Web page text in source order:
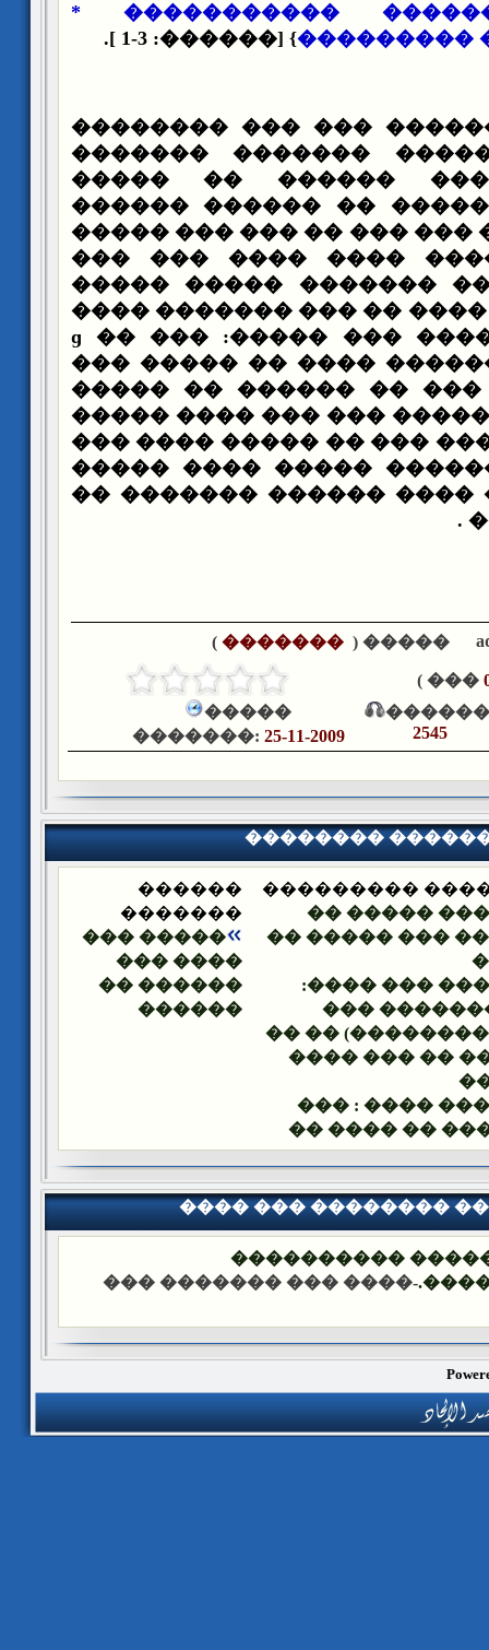
�������� �������
������
} [������: 1-3 ].
��� ��� ��� ������ ���
������ �� ������
������� ������
�������� �������� ��
������� ����� ��� ���
������ ��� ���� ����
������� �� ���
��� ���� ���� ���� ��
�� ������� ����� ��� �����ɡ �� ��� :
��� ����� �� ����
����� �� ������ ��
����� ���� ��� ���
���� ����� �� ��� ������ ��������ˡ ���
��� �� ��� �������
��� ����� ��� ����
����� (
�������
)
��� )
�����
�������: 25-11-2009
2545
��������
��������
�� ����
��� ��� ���
�� ���� ���
(���
���� ��������)
������ ��
�� ���� ����
������� ��
������
�������
����� ���
���� ���
������ ��
������
���� ��� ��������
��� ����:
-���� ��� ������� ���